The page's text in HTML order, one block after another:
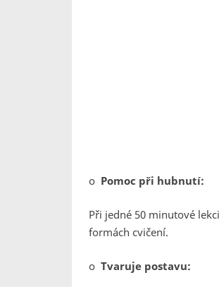
o Pomoc při hubnutí:
Při jedné 50 minutové
formách cvičení.
o Tvaruje postavu: